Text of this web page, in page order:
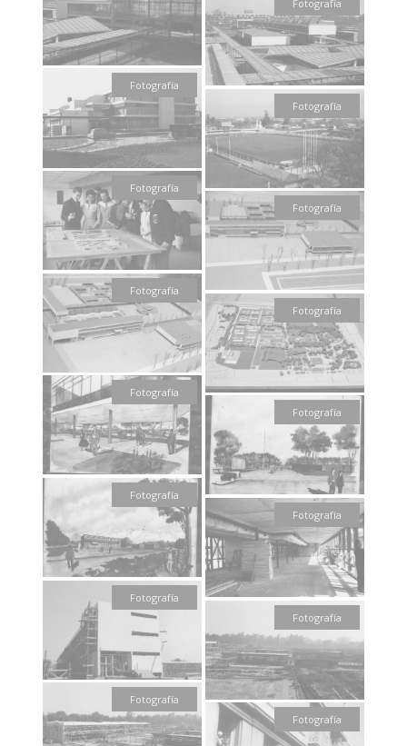
Fotografía
Fotografía
Fotografía
Fotografía
Fotografía
Fotografía
Fotografía
Fotografía
Fotografía
Fotografía
Fotografía
Fotografía
Fotografía
Fotografía
Fotografía